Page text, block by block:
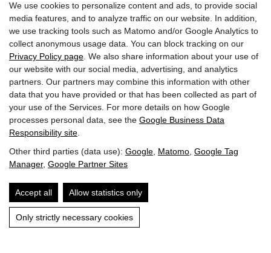
We use cookies to personalize content and ads, to provide social
media features, and to analyze traffic on our website. In addition,
we use tracking tools such as Matomo and/or Google Analytics to
collect anonymous usage data. You can block tracking on our
Privacy Policy page . We also share information about your use of
our website with our social media, advertising, and analytics
partners. Our partners may combine this information with other
data that you have provided or that has been collected as part of
your use of the Services. For more details on how Google
processes personal data, see the Google Business Data
Responsibility site
Other third parties (data use): Google Matomo Google Tag
Manager, Google Partner Sites
Accept all Allow statistics only
Only strictly necessary cookies
Inscrivez-vous maintenant à la newsletter
2022 Hôtel Penzinghof. Tous droits réservés.
Mentions légales Protection des données